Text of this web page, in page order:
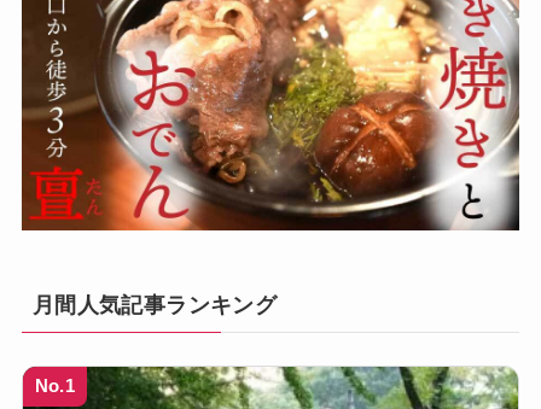
月間人気記事ランキング
No.1